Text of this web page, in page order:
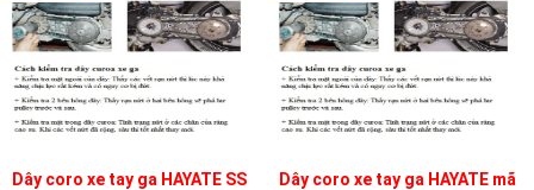
Dây coro xe tay ga HAYATE SS
Dây coro xe tay ga HAYATE mã